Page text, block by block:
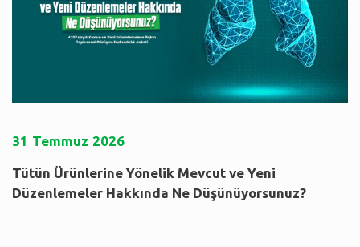
31 Temmuz 2026
Tütün Ürünlerine Yönelik Mevcut ve Yeni
Düzenlemeler Hakkında Ne Düşünüyorsunuz?